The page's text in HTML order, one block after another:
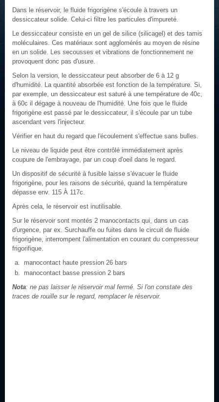
Dans le réservoir, le fluide frigorigène s'écoule à travers un
dessiccateur solide. Celui-ci filtre les particules d'impureté.
Le dessiccateur consiste en un gel de silice (silicagel) et des tamis
moléculaires. Ces matériaux sont agglomérés au moyen de résine
en un solide. Les secousses et vibrations de fonctionnement ne
provoquent donc pas d'usure.
Selon la version, le dessiccateur peut absorber de 6 à 12 g
d'humidité. La quantité absorbée est fonction de la température. Si,
par exemple, un dessiccateur est saturé à une température de 40c,
à 60c il dégage à nouveau de l'humidité. Une fois que le fluide
frigorigène est passé par le dessiccateur, il s'écoule par un tube
ascendant vers l'injecteur.
Vérifier en haut du regard que l'écoulement s'effectue sans bulles.
Le niveau de liquide peut être contrôlé immédiatement après
coupure de l'embrayage, par un coup d'oeil dans le regard.
Un dispositif de sécurité à fusible laisse s'évacuer le fluide
frigorigène, pour les raisons de sécurité, quand la température
dépasse env. 115 À 117c.
Après cela, le réservoir est inutilisable.
Sur le réservoir sont montés 2 manocontacts qui, dans un cas
d'urgence, par ex. Surchauffe ou fuites dans le circuit de fluide
frigorigène, interrompent l'alimentation en courant du compresseur
frigorifique.
manocontact haute pression 26 bars
manocontact basse pression 2 bars
Nota: ne pas laisser le réservoir mal fermé. Si l'on constate des
traces de rouille sur le regard, remplacer le réservoir.